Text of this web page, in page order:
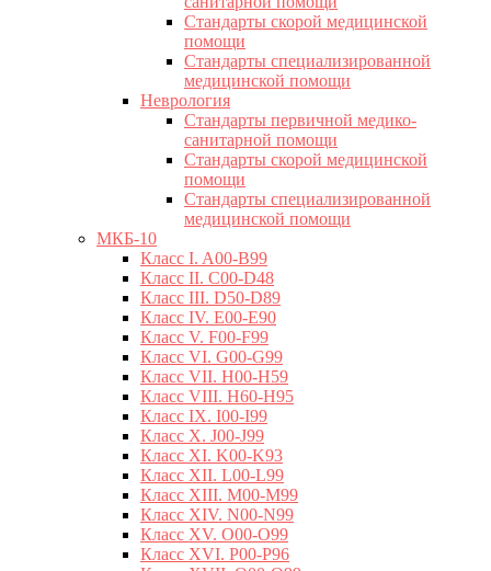
Стандарты скорой медицинской
помощи
Стандарты специализированной
медицинской помощи
Неврология
Стандарты первичной медико-
санитарной помощи
Стандарты скорой медицинской
помощи
Стандарты специализированной
медицинской помощи
МКБ-10
Класс I. A00-B99
Класс II. C00-D48
Класс III. D50-D89
Класс IV. E00-E90
Класс V. F00-F99
Класс VI. G00-G99
Класс VII. H00-H59
Класс VIII. H60-H95
Класс IX. I00-I99
Класс X. J00-J99
Класс XI. K00-K93
Класс XII. L00-L99
Класс XIII. M00-M99
Класс XIV. N00-N99
Класс XV. O00-O99
Класс XVI. P00-P96